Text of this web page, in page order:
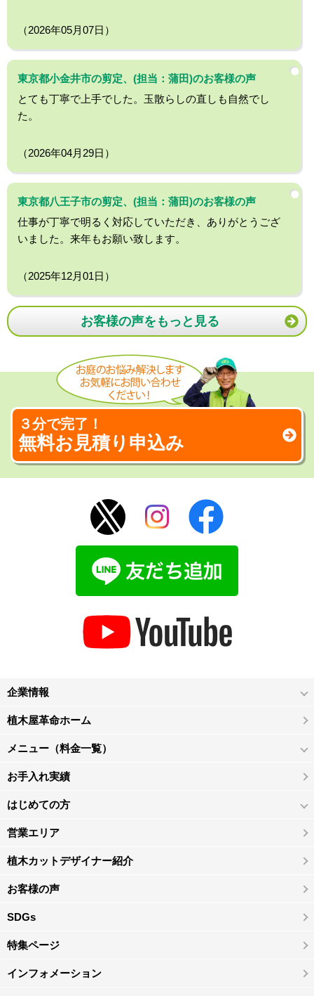
（2026年05月07日）
東京都小金井市の剪定、(担当：蒲田)のお客様の声
とても丁寧で上手でした。玉散らしの直しも自然でし
た。
（2026年04月29日）
東京都八王子市の剪定、(担当：蒲田)のお客様の声
仕事が丁寧で明るく対応していただき、ありがとうござ
いました。来年もお願い致します。
（2025年12月01日）
お客様の声をもっと見る
３分で完了！
無料お見積り申込み
企業情報
植木屋革命ホーム
メニュー（料金一覧）
お手入れ実績
はじめての方
営業エリア
植木カットデザイナー紹介
お客様の声
SDGs
特集ページ
インフォメーション